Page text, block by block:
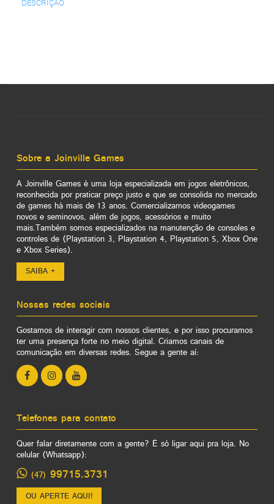
DESCRIÇÃO
Sobre a Joinville Games
A Joinville Games é uma loja especializada em jogos eletrônicos,
reconhecida por praticar preço justo e que se consolida no mercado
de games há mais de 13 anos. Comercializamos videogames
novos e seminovos, além de jogos, acessórios e muito
mais.Também somos especializados na manutenção de consoles e
controles de (Playstation 3, Playstation 4, Playstation 5, Xbox One
e Xbox Series).
SAIBA +
Nossas redes sociais
Gostamos de interagir com nossos clientes, e por isso procuramos
ter uma presença forte no meio digital. Criamos canais de
comunicação em diversas redes. Segue a gente aí:
Telefones para contato
Quer falar diretamente com a gente? É só ligar aqui pra loja. No
celular (Whatsapp):
(47) 99715.3731
OU APERTE AQUI!